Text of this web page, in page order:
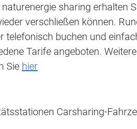
sharing erhalten
verschließen können.
telefonisch buchen und
Tarife angeboten.
Sie hier
Carsharing-